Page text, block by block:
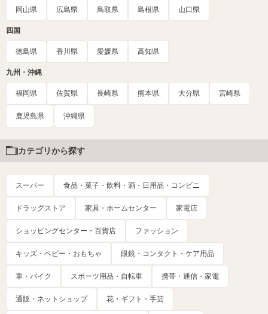
岡山県 広島県 鳥取県 島根県 山口県
四国
徳島県 香川県 愛媛県 高知県
九州・沖縄
福岡県 佐賀県 長崎県 熊本県 大分県 宮崎県
鹿児島県 沖縄県
カテゴリから探す
スーパー 食品・菓子・飲料・酒・日用品・コンビニ
ドラッグストア 家具・ホームセンター 家電店
ショッピングセンター・百貨店 ファッション
キッズ・ベビー・おもちゃ 眼鏡・コンタクト・ケア用品
車・バイク スポーツ用品・自転車 携帯・通信・家電
通販・ネットショップ 花・ギフト・手芸